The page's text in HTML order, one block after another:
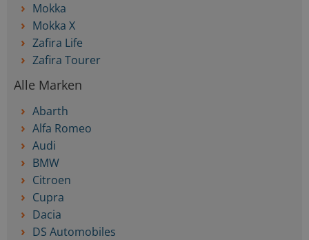
Mokka
Mokka X
Zafira Life
Zafira Tourer
Alle Marken
Abarth
Alfa Romeo
Audi
BMW
Citroen
Cupra
Dacia
DS Automobiles